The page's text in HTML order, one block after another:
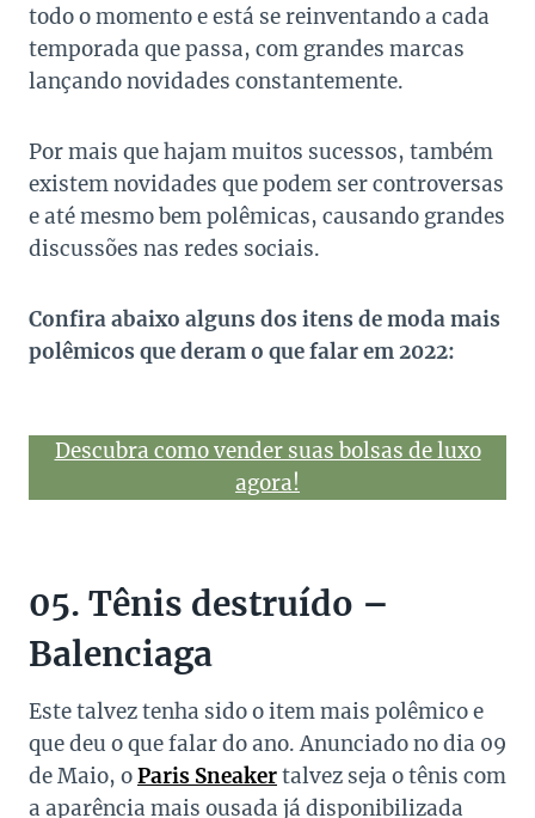
todo o momento e está se reinventando a cada
temporada que passa, com grandes marcas
lançando novidades constantemente.
Por mais que hajam muitos sucessos, também
existem novidades que podem ser controversas
e até mesmo bem polêmicas, causando grandes
discussões nas redes sociais.
Confira abaixo alguns dos itens de moda mais
polêmicos que deram o que falar em 2022:
Descubra como vender suas bolsas de luxo
agora!
05. Tênis destruído –
Balenciaga
Este talvez tenha sido o item mais polêmico e
que deu o que falar do ano. Anunciado no dia 09
de Maio, oParis Sneakertalvez seja o tênis com
a aparência mais ousada já disponibilizada